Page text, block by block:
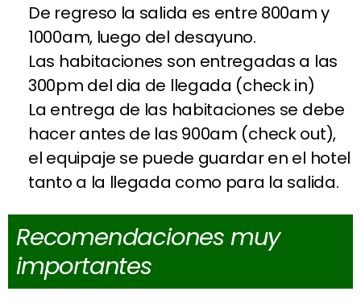
De regreso la salida es entre 800am y
1000am, luego del desayuno.
Las habitaciones son entregadas a las
300pm del dia de llegada (check in)
La entrega de las habitaciones se debe
hacer antes de las 900am (check out),
el equipaje se puede guardar en el hotel
tanto a la llegada como para la salida.
Recomendaciones muy
importantes